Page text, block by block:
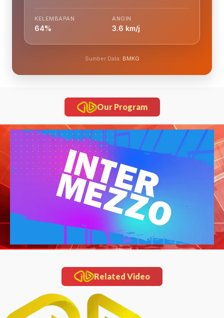
KELEMBAPAN
64%
ANGIN
3.6 km/j
Sumber Data: BMKG
Our Program
Related Video